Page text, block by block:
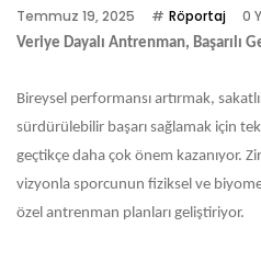
Temmuz 19, 2025 Röportaj 0
Veriye Dayalı Antrenman, Başarılı
Bireysel performansı artırmak,
sürdürülebilir başarı sağlamak için
geçtikçe daha çok önem kazanıyor.
vizyonla sporcunun fiziksel ve
özel antrenman planları geliştiriyor.